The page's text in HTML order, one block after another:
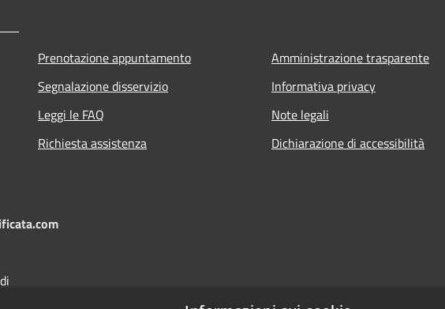
Prenotazione appuntamento
Segnalazione disservizio
Leggi le FAQ
Richiesta assistenza
Amministrazione trasparente
Informativa privacy
Note legali
Dichiarazione di accessibilità